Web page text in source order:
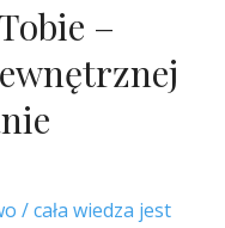
–
/cała wiedza jest